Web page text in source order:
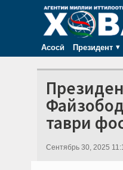
Асосӣ Президент
таври
Сентябрь 30, 2025